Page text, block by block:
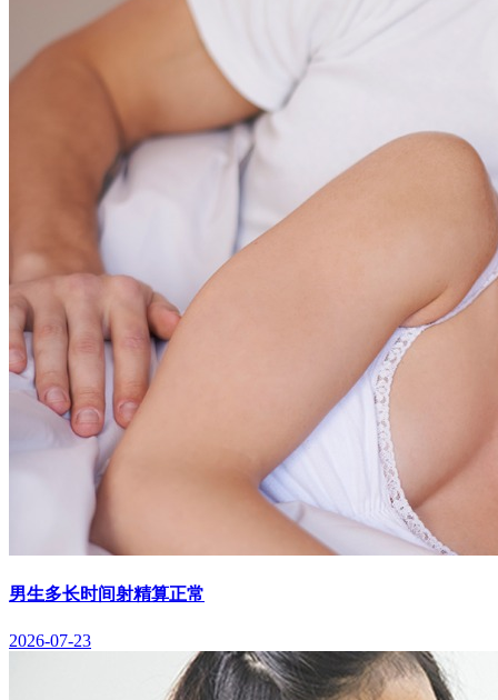
男生多长时间射精算正常
2026-07-23